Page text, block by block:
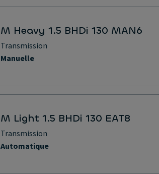
M Heavy 1.5 BHDi 130 MAN6
Transmission
Manuelle
M Light 1.5 BHDi 130 EAT8
Transmission
Automatique